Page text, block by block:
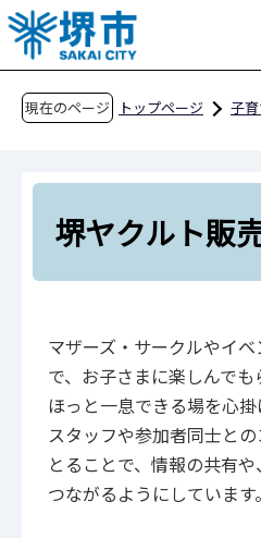
こ
の
ペ
現在のページ トップページ
子
その他安心な子育て
さかい子育て応援団
堺ヤクルト販売 株式
堺ヤクルト販
マザーズ・サークルやイ
で、お子さまに楽しんで
ほっと一息できる場を心掛
スタッフや参加者同士と
とることで、情報の共有
つながるようにしています。